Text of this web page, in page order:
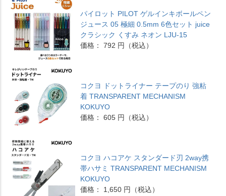
パイロット PILOT ゲルインキボールペン
ジュース 05 極細 0.5mm 6色セット juice
クラシック くすみ ネオン LJU-15
価格： 792 円（税込）
コクヨ ドットライナー テープのり 強粘
着 TRANSPARENT MECHANISM
KOKUYO
価格： 605 円（税込）
コクヨ ハコアケ スタンダード刃 2way携
帯ハサミ TRANSPARENT MECHANISM
KOKUYO
価格： 1,650 円（税込）